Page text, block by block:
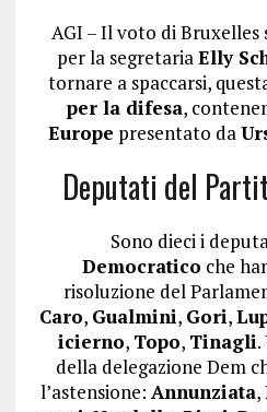
AGI – Il voto di Bruxelles
per la segretariaElly
tornare a spaccarsi,
per la difesa,
Europe presentato da
Deputati del
Sono dieci i
Democratico che
risoluzione del
Caro, Gualmini, Gori,
icierno, Topo, Tinagli
della delegazione Dem
l’astensione:Annunziata,